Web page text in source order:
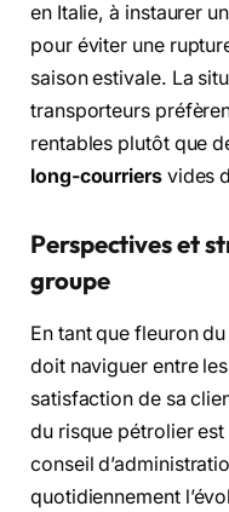
en Italie, à instaurer
pour éviter une
saison estivale. La
transporteurs
rentables plutôt que
long-courriersvides
Perspectives et
groupe
En tant que fleuron
doit naviguer entre
satisfaction de sa
du risque pétrolier
conseil
quotidiennement